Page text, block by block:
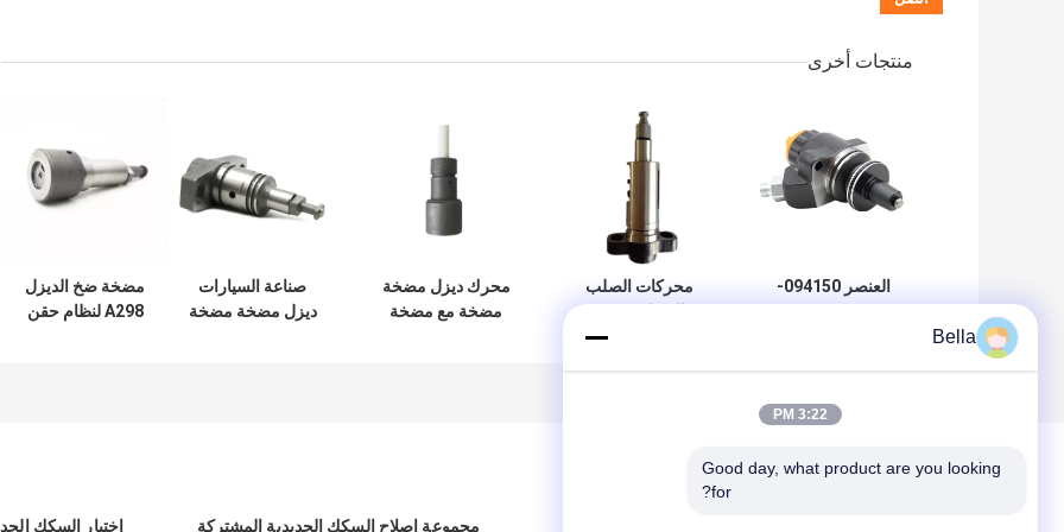
منتجات أخرى
العنصر 094150-
محركات الصلب
المضخة 2425989
محرك ديزل مضخة
مضخة مع مضخة
صناعة السيارات
ديزل مضخة مضخة
مضخة ضخ الديزل
A298 لنظام حقن
اختبار السكك مجموعة إصلاح السكك الحديدية المشتركة
Bella
3:22 PM
Good day, what product are you looking
for?